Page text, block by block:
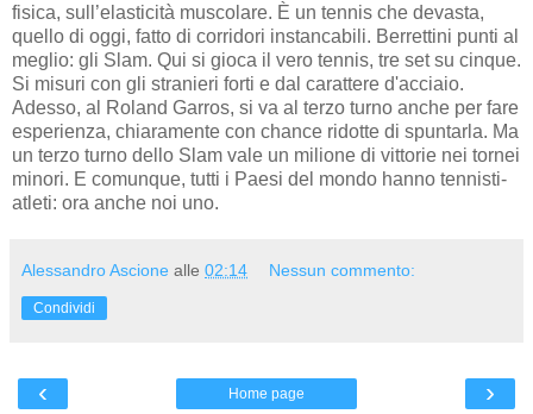
fisica, sull’elasticità muscolare. È un tennis che devasta,
quello di oggi, fatto di corridori instancabili. Berrettini punti al
meglio: gli Slam. Qui si gioca il vero tennis, tre set su cinque.
Si misuri con gli stranieri forti e dal carattere d'acciaio.
Adesso, al Roland Garros, si va al terzo turno anche per fare
esperienza, chiaramente con chance ridotte di spuntarla. Ma
un terzo turno dello Slam vale un milione di vittorie nei tornei
minori. E comunque, tutti i Paesi del mondo hanno tennisti-
atleti: ora anche noi uno.
Alessandro Ascione alle 02:14 Nessun commento:
Condividi
‹ ›
Home page